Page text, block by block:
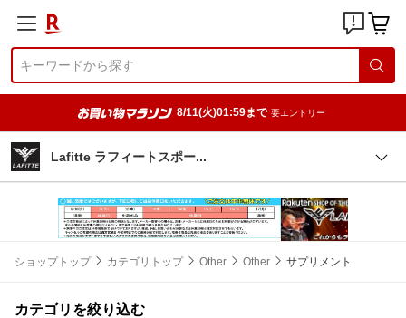
8/11(火)01:59まで 要エントリー
Lafitte ラフィートスポー
ショップトップ カテゴリトップ Other Other サプリメント
カテゴリを絞り込む